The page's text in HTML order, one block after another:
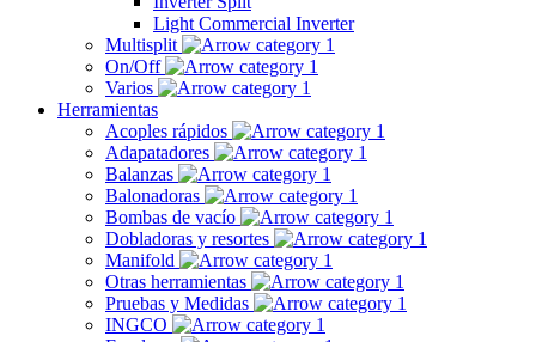
Light Commercial Inverter
Multisplit
On/Off
Varios
Herramientas
Acoples rápidos
Adapatadores
Balanzas
Balonadoras
Bombas de vacío
Dobladoras y resortes
Manifold
Otras herramientas
Pruebas y Medidas
INGCO